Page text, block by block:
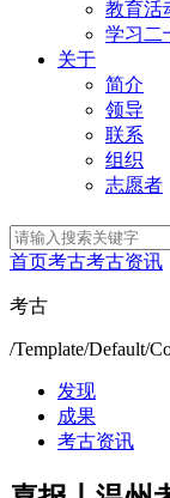
教育活
学习二
关于
简介
领导
联系
组织
志愿者
首页考古考古资讯
考古
/Template/Default/
发现
成果
考古资讯